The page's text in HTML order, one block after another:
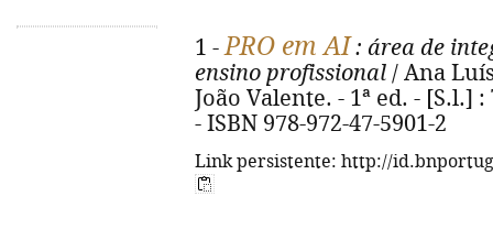
1 -PRO em AI : área de
ensino profissional / Ana
João Valente. - 1ª ed. - [S.l.]
- ISBN 978-972-47-5901-2
Link persistente: http://